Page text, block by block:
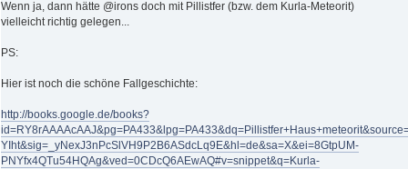
Wenn ja, dann hätte @irons doch mit Pillistfer (bzw. dem Kurla-Meteorit)
vielleicht richtig gelegen...
PS:
Hier ist noch die schöne Fallgeschichte:
http://books.google.de/books?
YIht&sig=_yNexJ3nPcSlVH9P2B6ASdcLq9E&hl=de&sa=X&ei=8GtpUM-
PNYfx4QTu54HQAg&ved=0CDcQ6AEwAQ#v=snippet&q=Kurla-